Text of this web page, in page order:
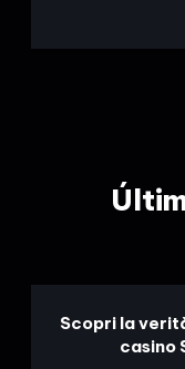
Scopri la
casino